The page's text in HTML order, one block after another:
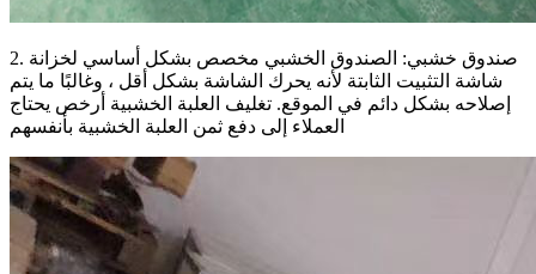
2. صندوق خشبي: الصندوق الخشبي مخصص بشكل أساسي لخزانة
شاشة التثبيت الثابتة لأنه يحرك الشاشة بشكل أقل ، وغالبًا ما يتم
إصلاحه بشكل دائم في الموقع. تغليف العلبة الخشبية أرخص يحتاج
العملاء إلى دفع ثمن العلبة الخشبية بأنفسهم